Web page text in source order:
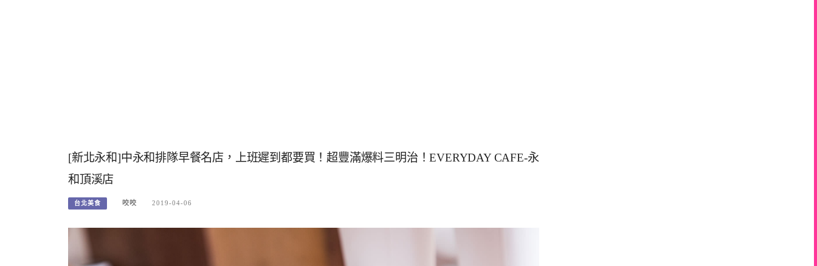
[新北永和]中永和排隊早餐名店，上班遲到都要買！超豐滿爆料三明治！EVERYDAY CAFE-永
和頂溪店
台北美食 咬咬 2019-04-06